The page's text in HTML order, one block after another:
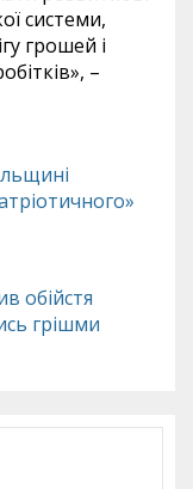
системи,
грошей і
–
обійстя
грішми